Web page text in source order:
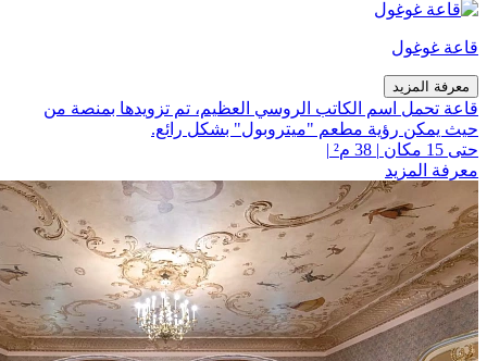
قاعة غوغول
معرفة المزيد
قاعة تحمل اسم الكاتب الروسي العظيم، تم تزويدها بمنصة من
حيث يمكن رؤية مطعم "ميتروبول" بشكل رائع.
حتى 15 مكان
| 38 م²
|
معرفة المزيد